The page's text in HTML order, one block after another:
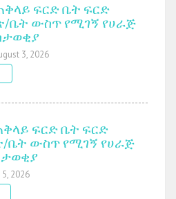
ፍርድ ቤት ፍርድ
ቤት ውስጥ የሚገኝ የሀራጅ
3, 2026
ፍርድ ቤት ፍርድ
ቤት ውስጥ የሚገኝ የሀራጅ
5, 2026